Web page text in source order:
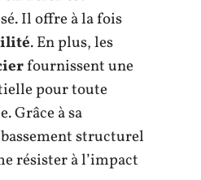
Il offre à la fois
. En plus, les
fournissent une
pour toute
Grâce à sa
structurel
résister à l’impact